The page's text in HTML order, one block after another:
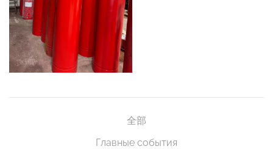
全部
Главные события